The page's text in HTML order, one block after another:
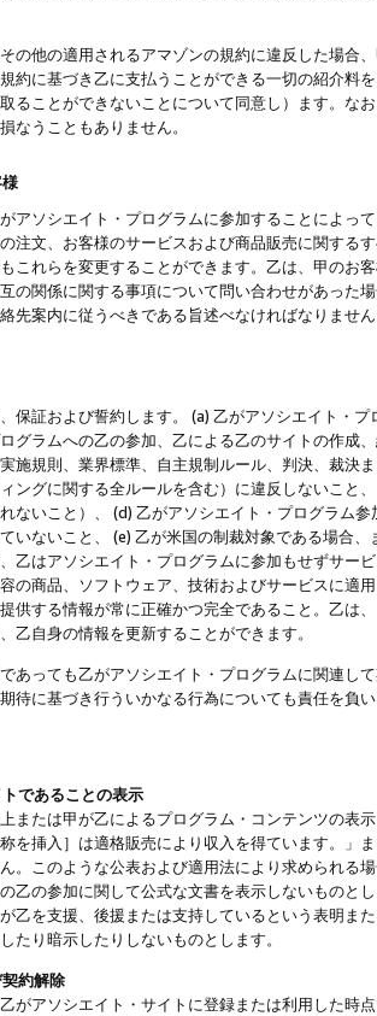
の他の適用されるアマゾンの規約に違反した場合
約に基づき乙に支払うことができる一切の紹介料
ることができないことについて同意し）ます。な
なうこともありません。
アソシエイト・プログラムに参加することによっ
注文、お客様のサービスおよび商品販売に関する
これらを変更することができます。乙は、甲のお
の関係に関する事項について問い合わせがあった
先案内に従うべきである旨述べなければなりませ
保証および誓約します。 (a) 乙がアソシエイト・
グラムへの乙の参加、乙による乙のサイトの作成
施規則、業界標準、自主規制ルール、判決、裁決
ングに関する全ルールを含む）に違反しないこと
ないこと）、 (d) 乙がアソシエイト・プログラム
いないこと、 (e) 乙が米国の制裁対象である場合
乙はアソシエイト・プログラムに参加もせずサー
の商品、ソフトウェア、技術およびサービスに適
供する情報が常に正確かつ完全であること。乙は
乙自身の情報を更新することができます。
あっても乙がアソシエイト・プログラムに関連し
待に基づき行ういかなる行為についても責任を負
であることの表示
または甲が乙によるプログラム・コンテンツの表
を挿入］は適格販売により収入を得ています。」
。このような公表および適用法により求められる
乙の参加に関して公式な文書を表示しないもの
乙を支援、後援または支持しているという表明ま
たり暗示したりしないものとします。
約解除
がアソシエイト・サイトに登録または利用した時